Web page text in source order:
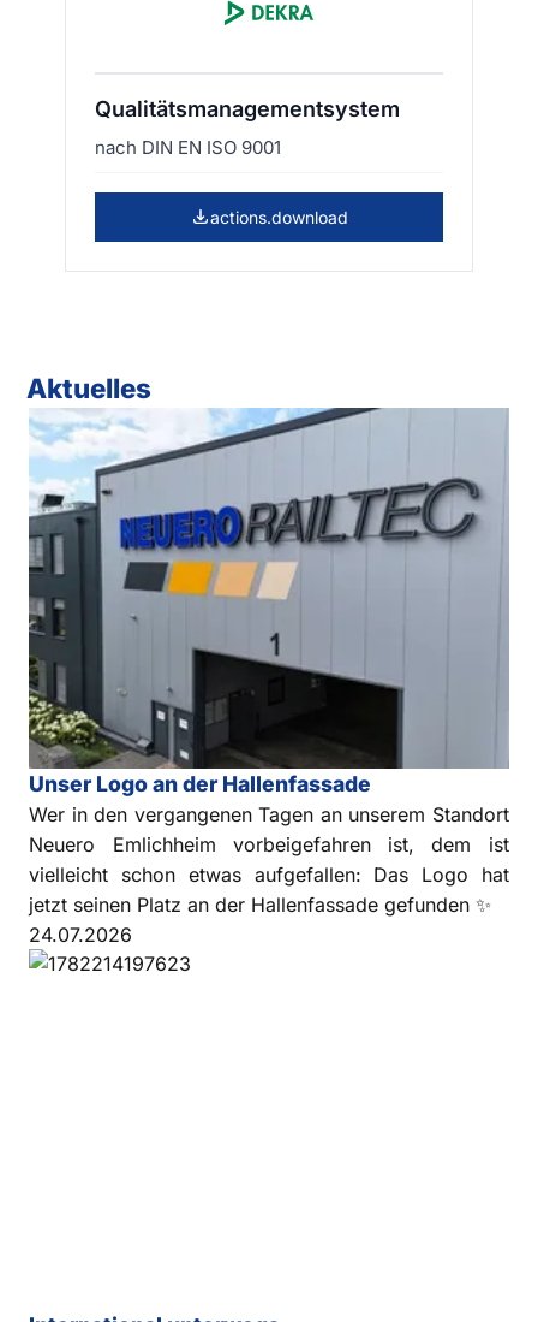
Qualitätsmanagementsystem
nach DIN EN ISO 9001
actions.download
Aktuelles
Unser Logo an der Hallenfassade
Wer in den vergangenen Tagen an unserem Standort
Neuero Emlichheim vorbeigefahren ist, dem ist
vielleicht schon etwas aufgefallen: Das Logo hat
jetzt seinen Platz an der Hallenfassade gefunden ✨
24.07.2026